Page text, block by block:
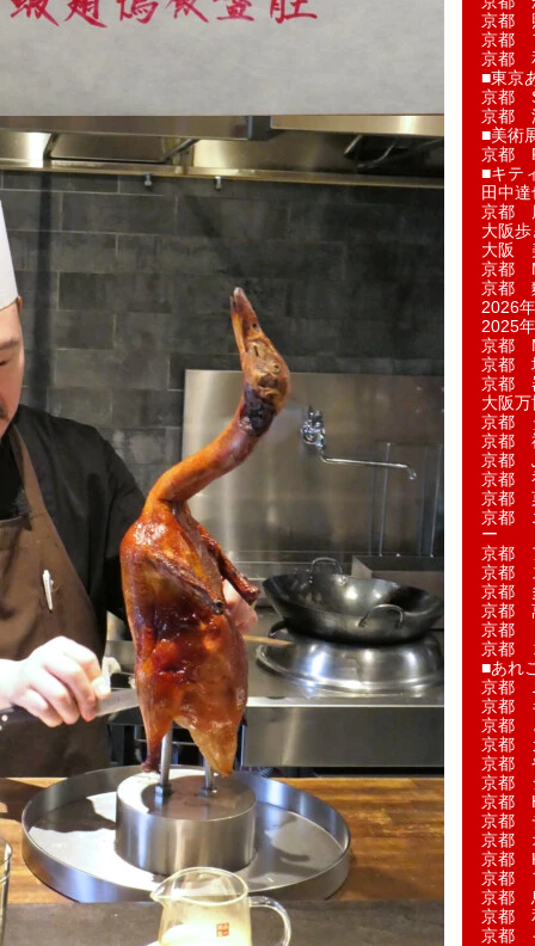
京都
京都
京都
■東京
京都
京都
■美術
京都
■キテ
田中
京都
大阪歩
大阪
京都
京都
2026
2025
京都
京都
京都
大阪
京都
京都
京都
京都
京都
京都
ー
京都
京都
京都
京都
京都
京都
■あれ
京都
京都
京都
京都
京都
京都
京都
京都
京都
京都
京都
京都
京都
京都